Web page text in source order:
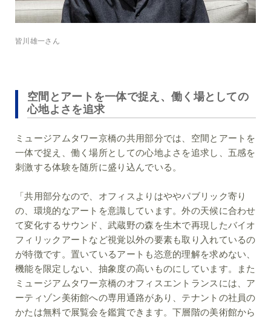
皆川雄一さん
空間とアートを一体で捉え、働く場としての
心地よさを追求
ミュージアムタワー京橋の共用部分では、空間とアートを
一体で捉え、働く場所としての心地よさを追求し、五感を
刺激する体験を随所に盛り込んでいる。
「共用部分なので、オフィスよりはややパブリック寄り
の、環境的なアートを意識しています。外の天候に合わせ
て変化するサウンド、武蔵野の森を生木で再現したバイオ
フィリックアートなど視覚以外の要素も取り入れているの
が特徴です。置いているアートも恣意的理解を求めない、
機能を限定しない、抽象度の高いものにしています。また
ミュージアムタワー京橋のオフィスエントランスには、ア
ーティゾン美術館への専用通路があり、テナントの社員の
かたは無料で展覧会を鑑賞できます。下層階の美術館から